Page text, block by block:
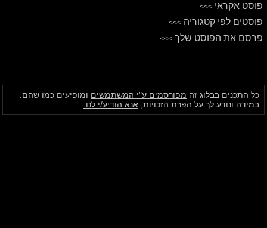
פוסט אקראי >>>
פוסטים לפי קטגוריה >>>
פרסם את הפוסט שלך >>>
כל התכנים בבלוג זה מפורסמים ע"י המשתמשים ומופיעים כמו שהם.
במידה ונודע לך על הפרת הזכויות, אנא הודיע/י לנו.